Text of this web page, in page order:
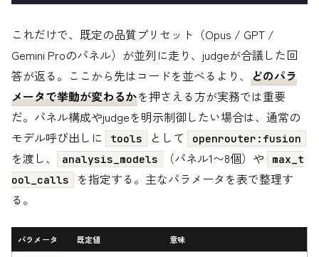
これだけで、既定の品質プリセット（Opus / GPT /
Gemini Proのパネル）が並列に走り、judgeが合議した回
答が返る。ここから先はコードを並べるより、 どのパラ
メータで挙動が変わるかを押さえる方が実務では重要
だ。パネル構成やjudgeを明示制御したい場合は、通常の
モデル呼び出しに
tools として openrouter:fusion
を渡し、 analysis_models （パネル1〜8個）や
max_t
ool_calls
を指定する。主なパラメータを表で整理す
る。
パラメータ 既定値 意味